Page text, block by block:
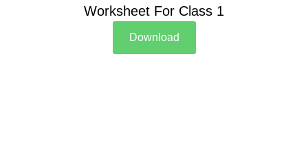
Worksheet For Class 1
Download